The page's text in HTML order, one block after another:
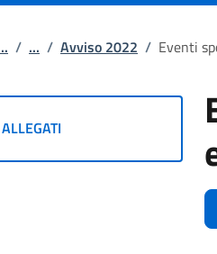
/ ... / Avviso 2022 / Eventi